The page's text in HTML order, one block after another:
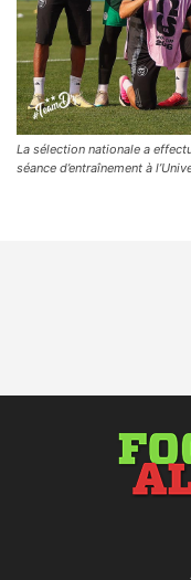
La sélection nationale a
séance d’entraînement à